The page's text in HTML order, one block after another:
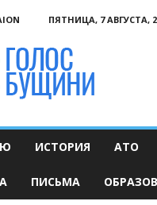
ПЯТНИЦА, 7 АВГУСТА,
ИСТОРИЯ АТО
ПИСЬМА